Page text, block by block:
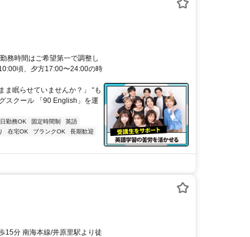
務時間はご希望第一で調整し
頃、夕方17:00〜24:00の時
ま眠らせていませんか？」 “も
スクール 「90 English」を運
勤務OK 固定時間制
英語
在宅OK ブランクOK
長期歓迎